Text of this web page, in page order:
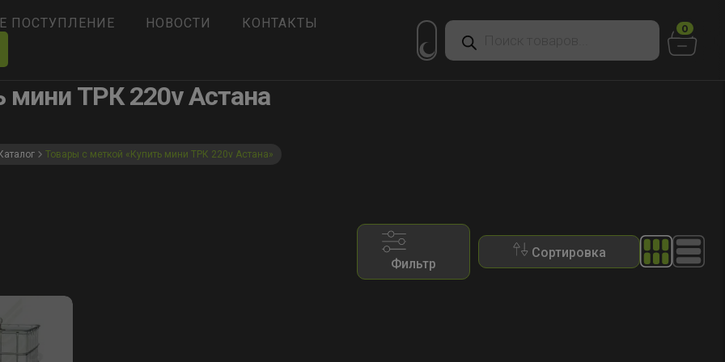
ПОСТУПЛЕНИЕ НОВОСТИ
КОНТАКТЫ
Поиск
товаров
0
мини ТРК 220v Астана
Каталог Товары с меткой «Купить мини ТРК 220v Астана»
Фильтр
Сортировка